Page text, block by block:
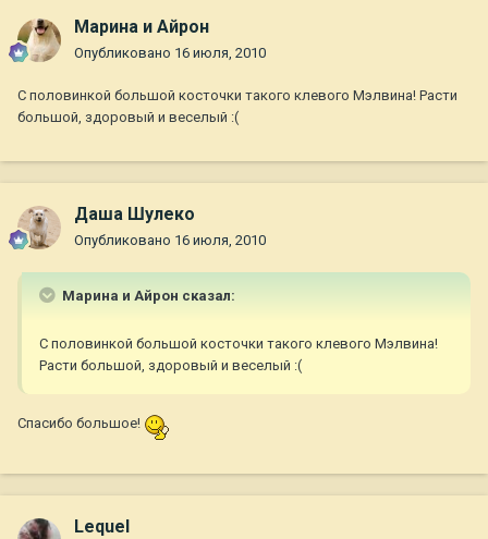
Марина и Айрон
Опубликовано 16 июля, 2010
С половинкой большой косточки такого клевого Мэлвина! Расти
большой, здоровый и веселый :(
Даша Шулеко
Опубликовано 16 июля, 2010
Марина и Айрон сказал:
С половинкой большой косточки такого клевого Мэлвина!
Расти большой, здоровый и веселый :(
Спасибо большое!
Lequel